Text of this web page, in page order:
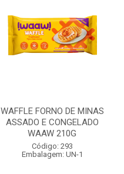
WAFFLE FORNO DE MINAS
ASSADO E CONGELADO
WAAW 210G
Código: 293
Embalagem: UN-1